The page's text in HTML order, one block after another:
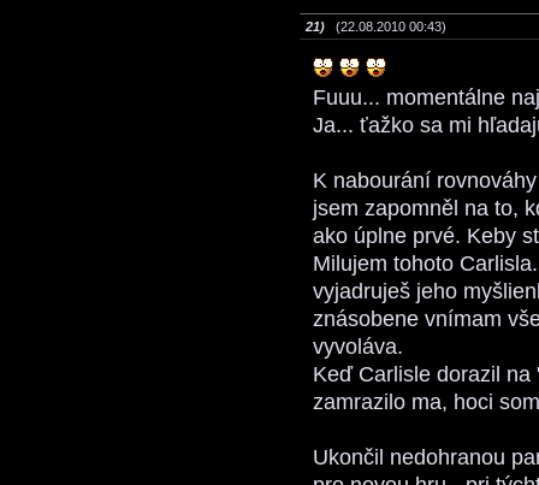
21) (22.08.2010 00:43)
Fuuu... momentálne
Ja... ťažko sa mi
K nabourání
jsem zapomněl na to,
ako úplne prvé. Keby
Milujem tohoto
vyjadruješ jeho
znásobene vnímam
vyvoláva.
Keď Carlisle dorazil
zamrazilo ma, hoci
Ukončil nedohranou